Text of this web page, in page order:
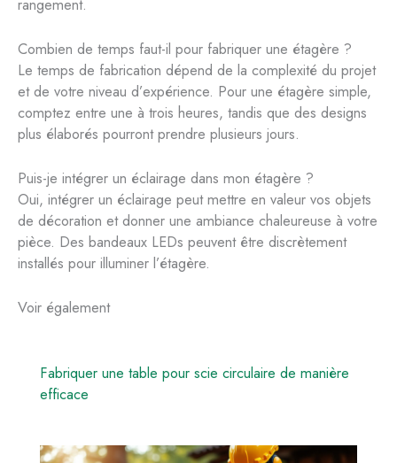
Combien de temps faut-il pour fabriquer une étagère ?
Le temps de fabrication dépend de la complexité du projet
et de votre niveau d’expérience. Pour une étagère simple,
comptez entre une à trois heures, tandis que des designs
plus élaborés pourront prendre plusieurs jours.
Puis-je intégrer un éclairage dans mon étagère ?
Oui, intégrer un éclairage peut mettre en valeur vos objets
de décoration et donner une ambiance chaleureuse à votre
pièce. Des bandeaux LEDs peuvent être discrètement
installés pour illuminer l’étagère.
Voir également
Fabriquer une table pour scie circulaire de manière
efficace